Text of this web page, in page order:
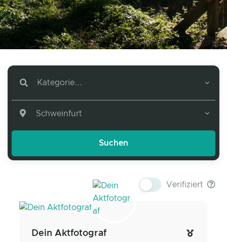
Kategorie...
Schweinfurt
Verifiziert
Dein Aktfotograf